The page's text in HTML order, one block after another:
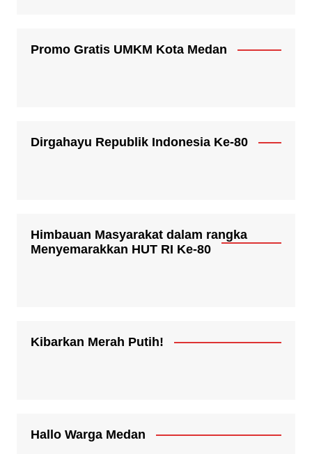
Promo Gratis UMKM Kota Medan
Dirgahayu Republik Indonesia Ke-80
Himbauan Masyarakat dalam rangka
Menyemarakkan HUT RI Ke-80
Kibarkan Merah Putih!
Hallo Warga Medan